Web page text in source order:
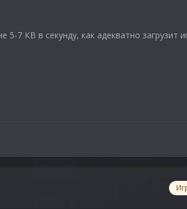
7 КВ в секунду, как адекватно загрузит